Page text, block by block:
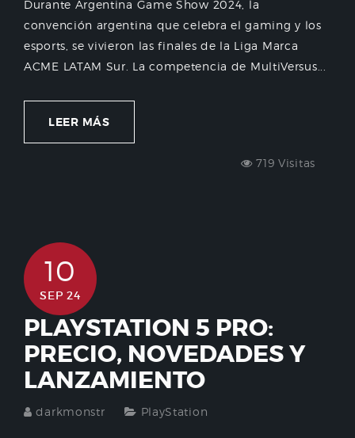
Durante Argentina Game Show 2024, la
convención argentina que celebra el gaming y los
esports, se vivieron las finales de la Liga Marca
ACME LATAM Sur. La competencia de MultiVersus...
LEER MÁS
719 Visitas
10
SEP 24
PLAYSTATION 5 PRO:
PRECIO, NOVEDADES Y
LANZAMIENTO
darkmonstr PlayStation